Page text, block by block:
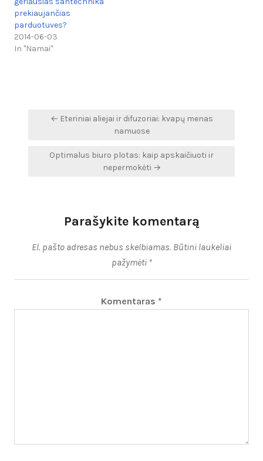
prekiaujančias
parduotuves?
2014-06-03
In "Namai"
Navigacija
← Eteriniai aliejai ir difuzoriai: kvapų menas
namuose
Optimalus biuro plotas: kaip apskaičiuoti ir
nepermokėti →
Parašykite komentarą
El. pašto adresas nebus skelbiamas. Būtini laukeliai
pažymėti *
Komentaras *